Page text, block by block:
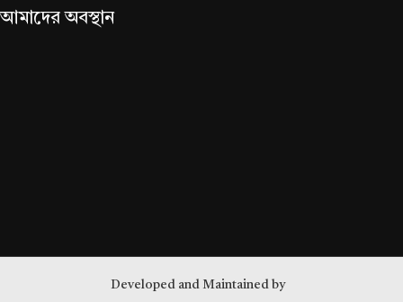
আমাদের অবস্থান
Developed and Maintained by